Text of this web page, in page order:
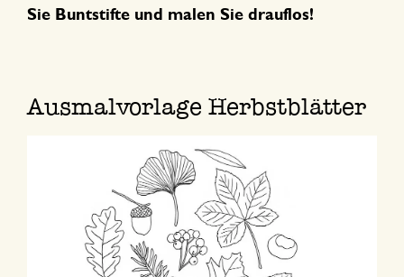
Sie Buntstifte und malen Sie drauflos!
Ausmalvorlage Herbstblätter